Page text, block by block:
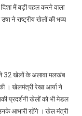
में बड़ी पहल करने वाला
ने राष्ट्रीय खेलों की भव्य
ने 32 खेलों के अलावा मलखंब
। खेलमंत्री रेखा आर्या ने
प्रदर्शनी खेलों को भी मेडल
आभारी रहेंगे । खेल मंत्री